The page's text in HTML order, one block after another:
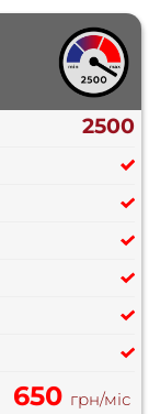
2500
650 грн/міс